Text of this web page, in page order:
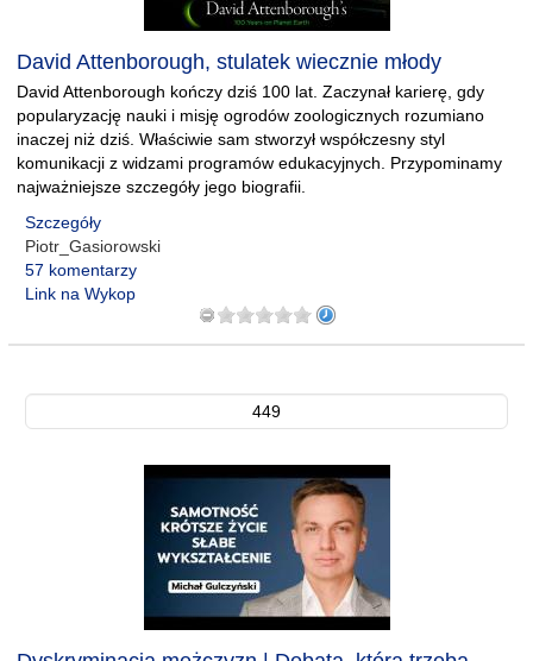
David Attenborough, stulatek wiecznie młody
David Attenborough kończy dziś 100 lat. Zaczynał karierę, gdy
popularyzację nauki i misję ogrodów zoologicznych rozumiano
inaczej niż dziś. Właściwie sam stworzył współczesny styl
komunikacji z widzami programów edukacyjnych. Przypominamy
najważniejsze szczegóły jego biografii.
Szczegóły
Piotr_Gasiorowski
57 komentarzy
Link na Wykop
449